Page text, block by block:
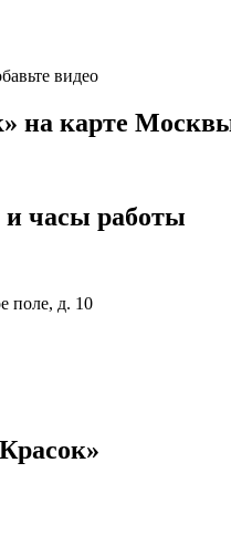
видео
на карте
и часы работы
поле, д. 10